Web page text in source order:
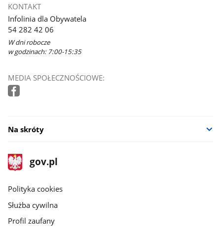
KONTAKT
Infolinia dla Obywatela
54 282 42 06
W dni robocze
w godzinach: 7:00-15:35
MEDIA SPOŁECZNOŚCIOWE:
Na skróty
stopka
gov.pl
Strona
gov.pl
gov.pl
Polityka cookies
Służba cywilna
Profil zaufany